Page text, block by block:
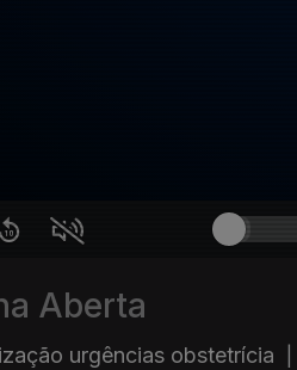
Aberta
urgências obstetrícia